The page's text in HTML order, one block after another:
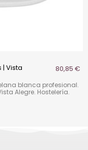
| Vista 80,85 €
blanca profesional.
Alegre. Hostelería.